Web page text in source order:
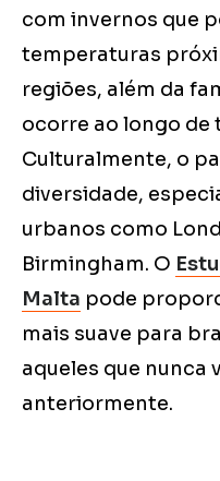
com invernos que
temperaturas
regiões, além da
ocorre ao longo de
Culturalmente, o
diversidade,
urbanos como
Birmingham. O
Malta pode
mais suave para
aqueles que nunca
anteriormente.